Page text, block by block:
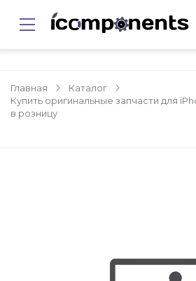
Главная
Каталог
Купить оригинальные запчасти для
в розницу